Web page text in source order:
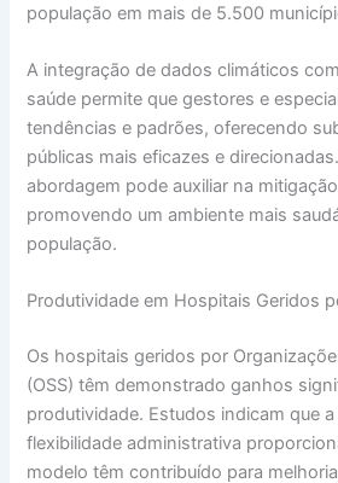
população em mais de 5.500
A integração de dados climáticos
saúde permite que gestores e
tendências e padrões, oferecendo
públicas mais eficazes e
abordagem pode auxiliar na
promovendo um ambiente mais
população.
Produtividade em Hospitais Geridos
Os hospitais geridos por
(OSS) têm demonstrado ganhos
produtividade. Estudos indicam que
flexibilidade administrativa
modelo têm contribuído para